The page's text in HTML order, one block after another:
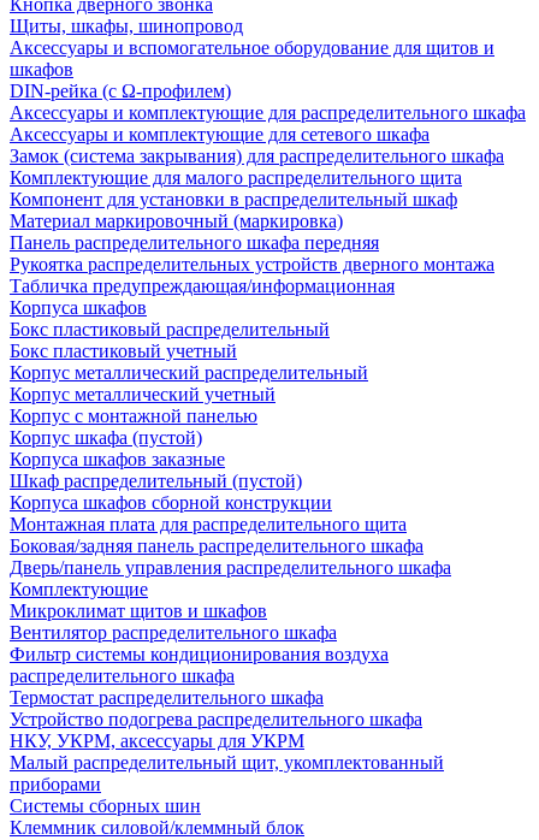
Кнопка дверного звонка
Щиты, шкафы, шинопровод
Аксессуары и вспомогательное оборудование для щитов и
шкафов
DIN-рейка (с Ω-профилем)
Аксессуары и комплектующие для распределительного шкафа
Аксессуары и комплектующие для сетевого шкафа
Замок (система закрывания) для распределительного шкафа
Комплектующие для малого распределительного щита
Компонент для установки в распределительный шкаф
Материал маркировочный (маркировка)
Панель распределительного шкафа передняя
Рукоятка распределительных устройств дверного монтажа
Табличка предупреждающая/информационная
Корпуса шкафов
Бокс пластиковый распределительный
Бокс пластиковый учетный
Корпус металлический распределительный
Корпус металлический учетный
Корпус с монтажной панелью
Корпус шкафа (пустой)
Корпуса шкафов заказные
Шкаф распределительный (пустой)
Корпуса шкафов сборной конструкции
Монтажная плата для распределительного щита
Боковая/задняя панель распределительного шкафа
Дверь/панель управления распределительного шкафа
Комплектующие
Микроклимат щитов и шкафов
Вентилятор распределительного шкафа
Фильтр системы кондиционирования воздуха
распределительного шкафа
Термостат распределительного шкафа
Устройство подогрева распределительного шкафа
НКУ, УКРМ, аксессуары для УКРМ
Малый распределительный щит, укомплектованный
приборами
Системы сборных шин
Клеммник силовой/клеммный блок